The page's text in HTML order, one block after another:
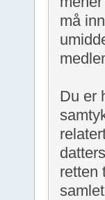
må
Du er
retten